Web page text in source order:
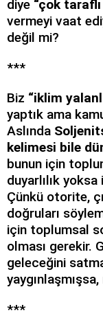
diye “çok
vermeyi vaat
değil mi?
***
Biz “iklim
yaptık ama
Aslında
kelimesi bile
bunun için
duyarlılık
Çünkü otorite,
doğruları
için toplumsal
olması gerekir.
geleceğini
***